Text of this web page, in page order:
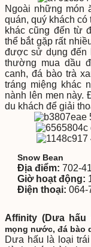
Ngoài những món
quán, quý khách
khác cũng đến từ
thể bắt gặp rất
được sử dụng đến
thường mua dầu
canh, đá bào trà
tráng miệng khác
nành lên men này.
du khách để giải
Snow Bean
Địa điểm: 702-
Giờ hoạt động:
Điện thoại: 064-
Affinity (Dưa hấu
mọng nước, đá bào
Dưa hấu là loại